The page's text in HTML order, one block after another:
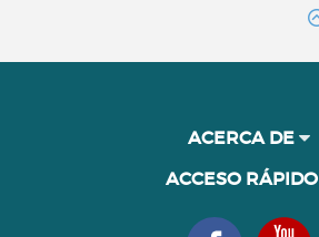
ACERCA DE
ACCESO RÁPIDO